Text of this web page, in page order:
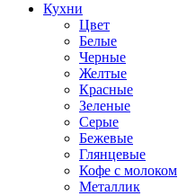
Кухни
Цвет
Белые
Черные
Желтые
Красные
Зеленые
Серые
Бежевые
Глянцевые
Кофе с молоком
Металлик